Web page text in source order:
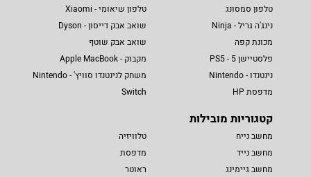
טלפון סמסונג
נינג'ה גריל - Ninja
מכונת קפה
פלסטיישן 5 - PS5
נינטנדו - Nintendo
מדפסת HP
טלפון שיאומי - Xiaomi
שואב אבק דייסון - Dyson
שואב אבק שוטף
מקבוק - Apple MacBook
משחק לנינטנדו סוויץ' - Nintendo
Switch
קטגוריות מובילות
מחשב נייח
מחשב נייד
מחשב גיימינג
טלוויזיה
מדפסת
ראוטר